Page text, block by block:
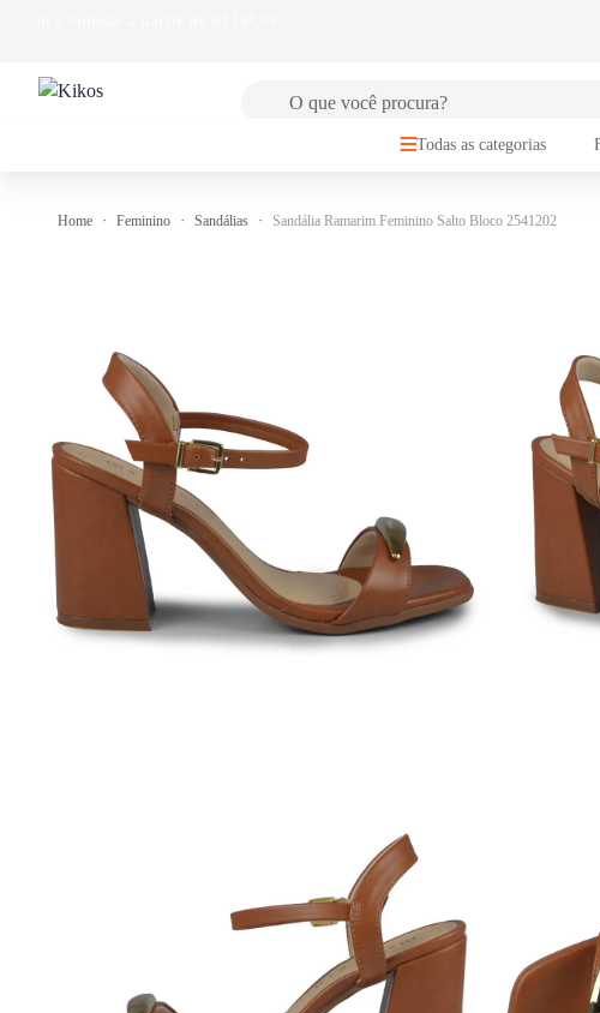
Todas as categorias
Home Feminino Sandálias Sandália Ramarim Feminino Salto Bloco 2541202